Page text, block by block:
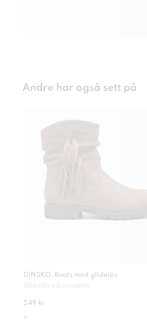
Andre har også sett på
DINSKO, Boots med glidelås
Glidelås på innsiden
549 kr